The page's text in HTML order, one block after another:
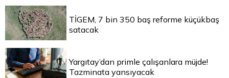
TİGEM, 7 bin 350 baş reforme küçükbaş
satacak
Yargıtay’dan primle çalışanlara müjde!
Tazminata yansıyacak